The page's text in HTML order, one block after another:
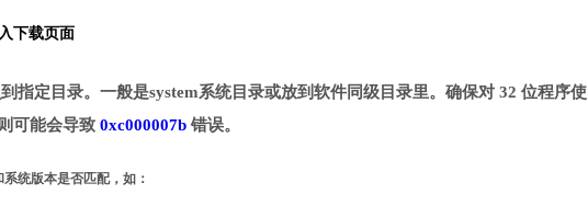
下载页面
指定目录。一般是system系统目录或放到软件同级目录里。确保对 32 位程序使
可能会导致 0xc000007b 错误。
统版本是否匹配，如：